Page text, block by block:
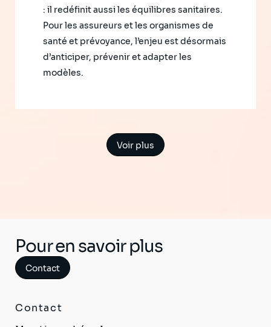
: il redéfinit aussi les équilibres sanitaires.
Pour les assureurs et les organismes de
santé et prévoyance, l’enjeu est désormais
d’anticiper, prévenir et adapter les
modèles.
Voir plus
Pour en savoir plus
Contact
Contact